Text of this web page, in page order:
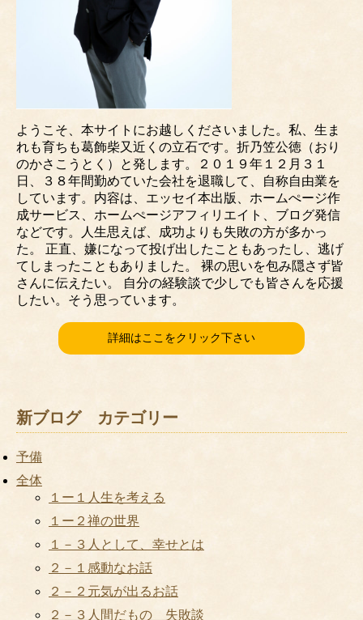
ようこそ、本サイトにお越しくださいました。私、生ま
れも育ちも葛飾柴又近くの立石です。折乃笠公徳（おり
のかさこうとく）と発します。２０１９年１２月３１
日、３８年間勤めていた会社を退職して、自称自由業を
しています。内容は、エッセイ本出版、ホームぺージ作
成サービス、ホームぺージアフィリエイト、ブログ発信
などです。人生思えば、成功よりも失敗の方が多かっ
た。 正直、嫌になって投げ出したこともあったし、逃げ
てしまったこともありました。 裸の思いを包み隠さず皆
さんに伝えたい。 自分の経験談で少しでも皆さんを応援
したい。そう思っています。
詳細はここをクリック下さい
新ブログ カテゴリー
予備
全体
１ー１人生を考える
１ー２禅の世界
１－３人として、幸せとは
２－１感動なお話
２－２元気が出るお話
２－３人間だもの 失敗談